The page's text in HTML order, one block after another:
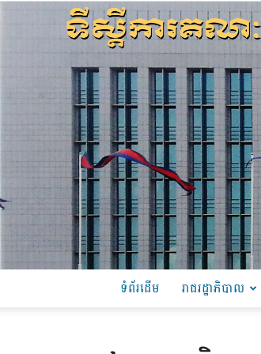
ទំព័រដើម រាជរដ្ឋាភិបាល